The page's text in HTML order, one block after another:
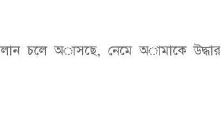
চলে অাসছে, নেমে অামাকে উদ্ধার